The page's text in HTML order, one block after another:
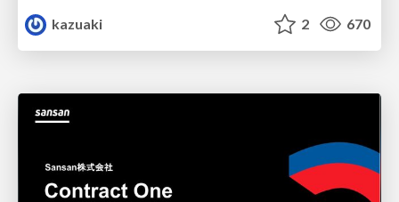
kazuaki
2 670